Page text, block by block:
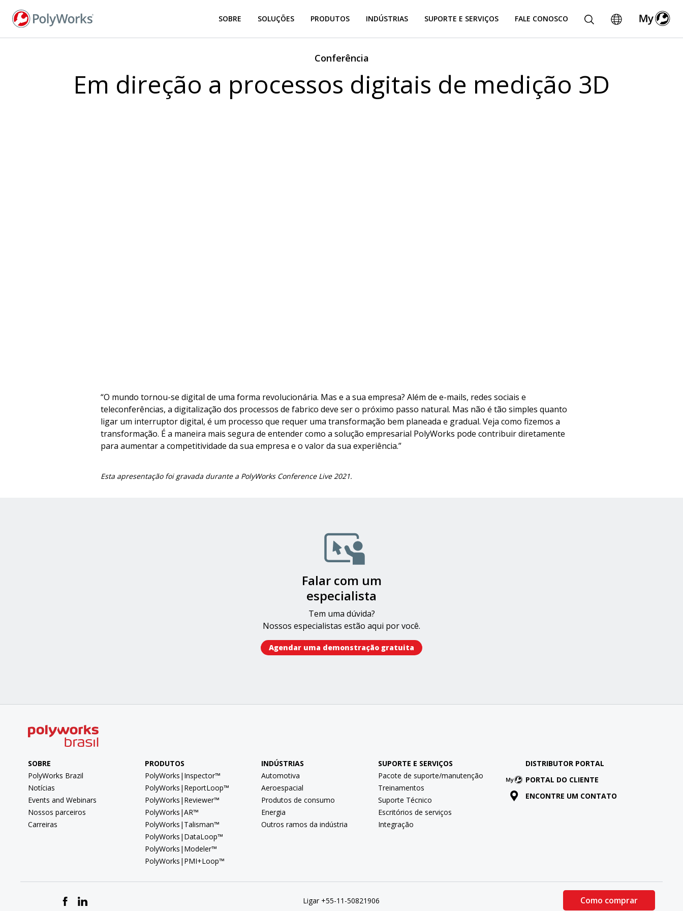
para
SOBRE SOLUÇÕES PRODUTOS INDÚSTRIAS SUPORTE E SERVIÇOS FALE CONOSCO
Conferência
Em direção a processos digitais de medição 3D
“O mundo tornou-se digital de uma forma revolucionária. Mas e a sua empresa? Além de e-mails, redes sociais e
teleconferências, a digitalização dos processos de fabrico deve ser o próximo passo natural. Mas não é tão simples quanto
ligar um interruptor digital, é um processo que requer uma transformação bem planeada e gradual. Veja como fizemos a
transformação. É a maneira mais segura de entender como a solução empresarial PolyWorks pode contribuir diretamente
para aumentar a competitividade da sua empresa e o valor da sua experiência.”
Esta apresentação foi gravada durante a PolyWorks Conference Live 2021.
Falar com um
especialista
Tem uma dúvida?
Nossos especialistas estão aqui por você.
Agendar uma demonstração gratuita​​
SOBRE
PolyWorks Brazil
Notícias
Events and Webinars
Nossos parceiros
Carreiras
PRODUTOS
PolyWorks|Inspector™
PolyWorks|ReportLoop™
PolyWorks|Reviewer™
PolyWorks|AR™
PolyWorks|Talisman™
PolyWorks|DataLoop™
PolyWorks|Modeler™
PolyWorks|PMI+Loop™
INDÚSTRIAS
Automotiva
Aeroespacial
Produtos de consumo
Energia
Outros ramos da indústria
SUPORTE E SERVIÇOS
Pacote de suporte/manutenção
Treinamentos
Suporte Técnico
Escritórios de serviços
Integração
DISTRIBUTOR PORTAL
PORTAL DO CLIENTE
ENCONTRE UM CONTATO
Ligar +55-11-50821906 Como comprar